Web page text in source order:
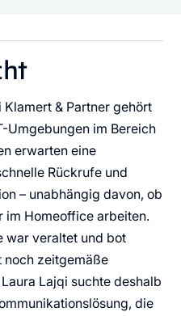
& Partner gehört
Umgebungen im Bereich
erwarten eine
Rückrufe und
– unabhängig davon, ob
im Homeoffice arbeiten.
war veraltet und bot
zeitgemäße
Lajqi suchte deshalb
die